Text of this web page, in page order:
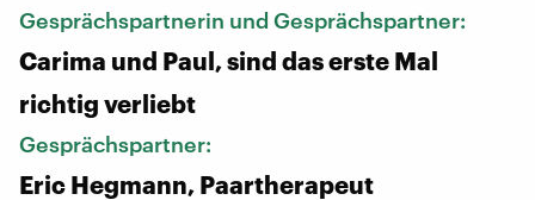
Gesprächspartnerin und Gesprächspartner:
Carima und Paul, sind das erste Mal
richtig verliebt
Gesprächspartner:
Eric Hegmann, Paartherapeut